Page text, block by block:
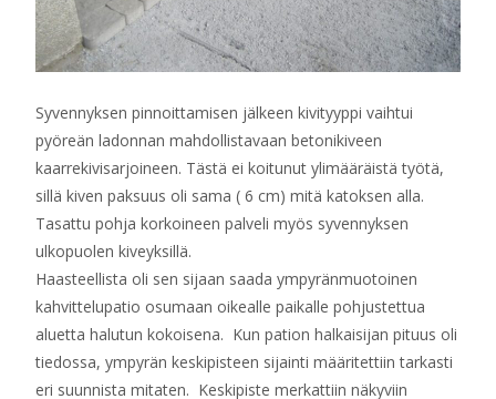
Syvennyksen pinnoittamisen jälkeen kivityyppi vaihtui
pyöreän ladonnan mahdollistavaan betonikiveen
kaarrekivisarjoineen. Tästä ei koitunut ylimääräistä työtä,
sillä kiven paksuus oli sama ( 6 cm) mitä katoksen alla.
Tasattu pohja korkoineen palveli myös syvennyksen
ulkopuolen kiveyksillä.
Haasteellista oli sen sijaan saada ympyränmuotoinen
kahvittelupatio osumaan oikealle paikalle pohjustettua
aluetta halutun kokoisena. Kun pation halkaisijan pituus oli
tiedossa, ympyrän keskipisteen sijainti määritettiin tarkasti
eri suunnista mitaten. Keskipiste merkattiin näkyviin